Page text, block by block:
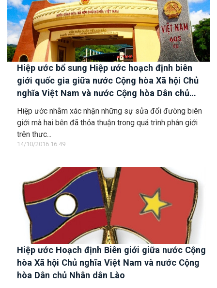
Hiệp ước bổ sung Hiệp ước hoạch định biên
giới quốc gia giữa nước Cộng hòa Xã hội Chủ
nghĩa Việt Nam và nước Cộng hòa Dân chủ
Nhân dân Lào ký ngày 18/7/1977
Hiệp ước nhằm xác nhận những sự sửa đổi đường biên
giới mà hai bên đã thỏa thuận trong quá trình phân giới
trên thực...
14/10/2016 16:49
Hiệp ước Hoạch định Biên giới giữa nước Cộng
hòa Xã hội Chủ nghĩa Việt Nam và nước Cộng
hòa Dân chủ Nhân dân Lào